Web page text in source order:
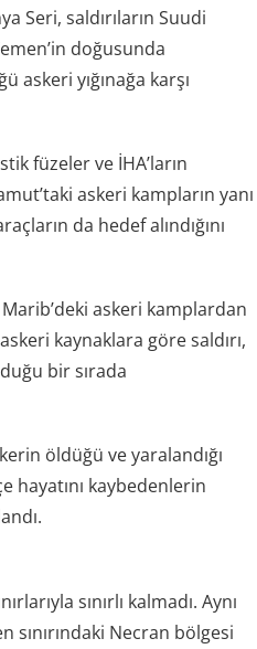
Seri, saldırıların Suudi
doğusunda
askeri yığınağa karşı
füzeler ve İHA’ların
askeri kampların yanı
da hedef alındığını
askeri kamplardan
kaynaklara göre saldırı,
bir sırada
öldüğü ve yaralandığı
hayatını kaybedenlerin
sınırlı kalmadı. Aynı
sınırındaki Necran bölgesi